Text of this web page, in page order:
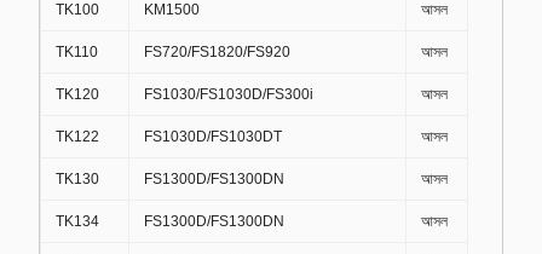
TK100 KM1500 আসল
TK110 FS720/FS1820/FS920 আসল
TK120 FS1030/FS1030D/FS300i আসল
TK122 FS1030D/FS1030DT আসল
TK130 FS1300D/FS1300DN আসল
TK134 FS1300D/FS1300DN আসল